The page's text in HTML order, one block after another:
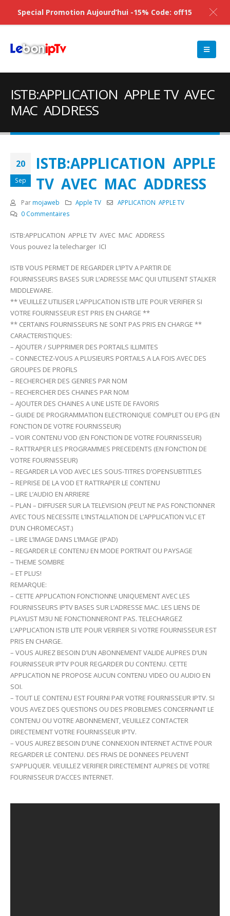
ISTB:APPLICATION APPLE TV AVEC
MAC ADDRESS
20
Sep
ISTB:APPLICATION APPLE
TV AVEC MAC ADDRESS
Par mojaweb Apple TV
APPLICATION APPLE TV
0 Commentaires
ISTB:APPLICATION APPLE TV AVEC MAC ADDRESS
Vous pouvez la telecharger ICI
ISTB VOUS PERMET DE REGARDER L’IPTV A PARTIR DE
FOURNISSEURS BASES SUR L’ADRESSE MAC QUI UTILISENT STALKER
MIDDLEWARE.
** VEUILLEZ UTILISER L’APPLICATION ISTB LITE POUR VERIFIER SI
VOTRE FOURNISSEUR EST PRIS EN CHARGE **
** CERTAINS FOURNISSEURS NE SONT PAS PRIS EN CHARGE **
CARACTERISTIQUES:
– AJOUTER / SUPPRIMER DES PORTAILS ILLIMITES
– CONNECTEZ-VOUS A PLUSIEURS PORTAILS A LA FOIS AVEC DES
GROUPES DE PROFILS
– RECHERCHER DES GENRES PAR NOM
– RECHERCHER DES CHAINES PAR NOM
– AJOUTER DES CHAINES A UNE LISTE DE FAVORIS
– GUIDE DE PROGRAMMATION ELECTRONIQUE COMPLET OU EPG (EN
FONCTION DE VOTRE FOURNISSEUR)
– VOIR CONTENU VOD (EN FONCTION DE VOTRE FOURNISSEUR)
– RATTRAPER LES PROGRAMMES PRECEDENTS (EN FONCTION DE
VOTRE FOURNISSEUR)
– REGARDER LA VOD AVEC LES SOUS-TITRES D’OPENSUBTITLES
– REPRISE DE LA VOD ET RATTRAPER LE CONTENU
– LIRE L’AUDIO EN ARRIERE
– PLAN – DIFFUSER SUR LA TELEVISION (PEUT NE PAS FONCTIONNER
AVEC TOUS NECESSITE L’INSTALLATION DE L’APPLICATION VLC ET
D’UN CHROMECAST.)
– LIRE L’IMAGE DANS L’IMAGE (IPAD)
– REGARDER LE CONTENU EN MODE PORTRAIT OU PAYSAGE
– THEME SOMBRE
– ET PLUS!
REMARQUE:
– CETTE APPLICATION FONCTIONNE UNIQUEMENT AVEC LES
FOURNISSEURS IPTV BASES SUR L’ADRESSE MAC. LES LIENS DE
PLAYLIST M3U NE FONCTIONNERONT PAS. TELECHARGEZ
L’APPLICATION ISTB LITE POUR VERIFIER SI VOTRE FOURNISSEUR EST
PRIS EN CHARGE.
– VOUS AUREZ BESOIN D’UN ABONNEMENT VALIDE AUPRES D’UN
FOURNISSEUR IPTV POUR REGARDER DU CONTENU. CETTE
APPLICATION NE PROPOSE AUCUN CONTENU VIDEO OU AUDIO EN
SOI.
– TOUT LE CONTENU EST FOURNI PAR VOTRE FOURNISSEUR IPTV. SI
VOUS AVEZ DES QUESTIONS OU DES PROBLEMES CONCERNANT LE
CONTENU OU VOTRE ABONNEMENT, VEUILLEZ CONTACTER
DIRECTEMENT VOTRE FOURNISSEUR IPTV.
– VOUS AUREZ BESOIN D’UNE CONNEXION INTERNET ACTIVE POUR
REGARDER LE CONTENU. DES FRAIS DE DONNEES PEUVENT
S’APPLIQUER. VEUILLEZ VERIFIER DIRECTEMENT AUPRES DE VOTRE
FOURNISSEUR D’ACCES INTERNET.
Special Promotion Aujourd’hui -15% Code: off15